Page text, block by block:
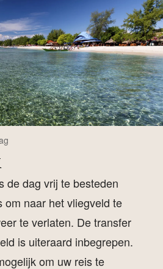
de dag vrij te besteden
om naar het vliegveld te
te verlaten. De transfer
is uiteraard inbegrepen.
om uw reis te